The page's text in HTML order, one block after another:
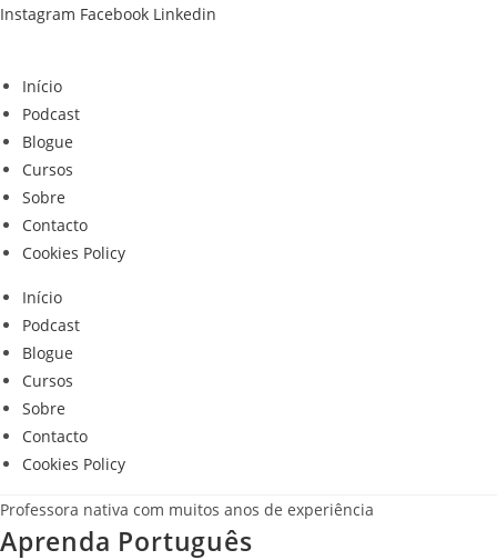
Skip
Instagram Facebook Linkedin
Início
Podcast
Blogue
Cursos
Sobre
Contacto
Cookies Policy
Início
Podcast
Blogue
Cursos
Sobre
Contacto
Cookies Policy
Professora nativa com muitos anos de experiência
Aprenda Português